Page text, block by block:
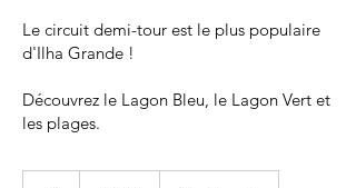
Le circuit demi-tour est le plus populaire
d'Ilha Grande !
Découvrez le Lagon Bleu, le Lagon Vert et
les plages.